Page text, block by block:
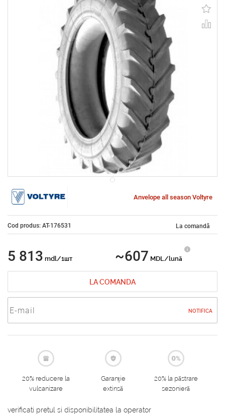
Anvelope all season Voltyre
Cod produs: AT-176531 La comandă
5 813 mdl/1шт ~607 MDL/lună
LA COMANDA
NOTIFICA
20% reducere la
vulcanizare
Garanție
extinsă
20% la păstrare
sezonieră
verificati pretul si disponibilitatea la operator